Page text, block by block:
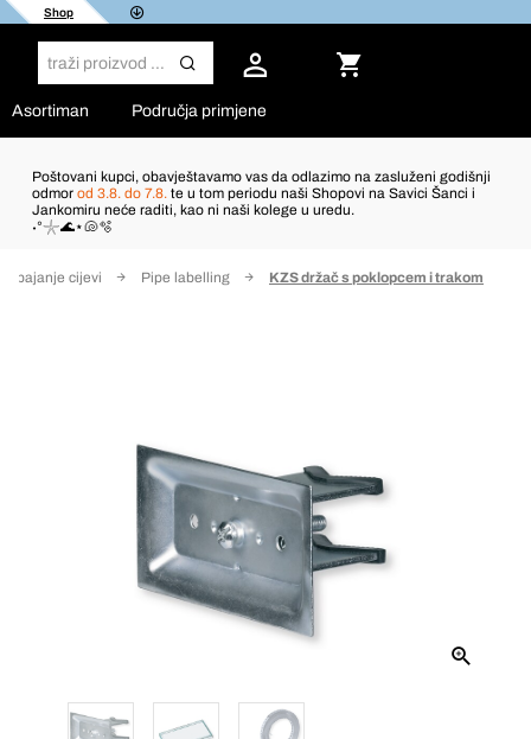
Shop
Asortiman Područja primjene
Poštovani kupci, obavještavamo vas da odlazimo na zasluženi godišnji
odmor od 3.8. do 7.8. te u tom periodu naši Shopovi na Savici Šanci i
Jankomiru neće raditi, kao ni naši kolege u uredu.
˖°𓇼🌊⋆🐚🫧
spajanje cijevi Pipe labelling KZS držač s poklopcem i trakom